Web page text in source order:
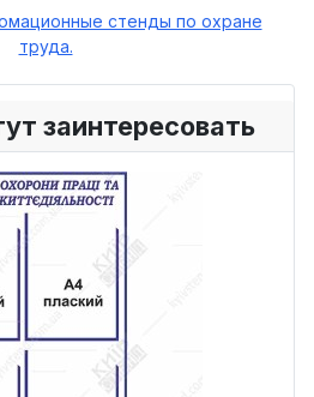
стенды по охране
труда.
заинтересовать